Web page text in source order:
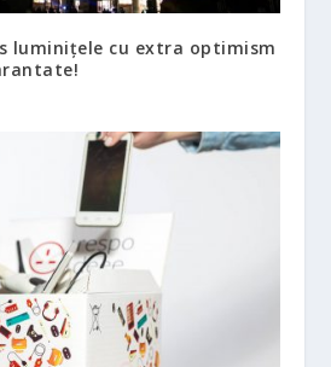
luminițele cu extra optimism